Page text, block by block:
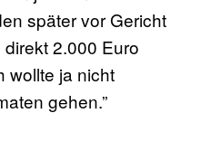
später vor Gericht
2.000 Euro
wollte ja nicht
gehen.”